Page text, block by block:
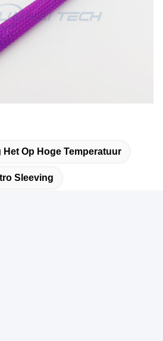
Op Hoge Temperatuur
Sleeving